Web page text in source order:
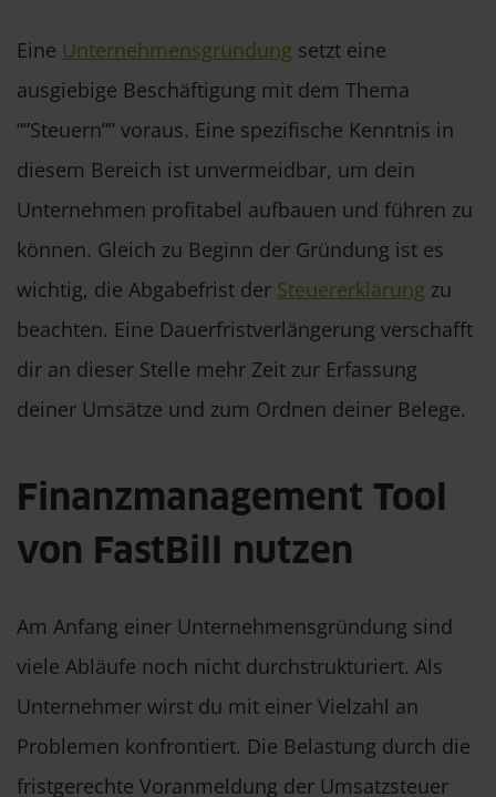
Eine Unternehmensgründung setzt eine
ausgiebige Beschäftigung mit dem Thema
“”Steuern”” voraus. Eine spezifische Kenntnis in
diesem Bereich ist unvermeidbar, um dein
Unternehmen profitabel aufbauen und führen zu
können. Gleich zu Beginn der Gründung ist es
wichtig, die Abgabefrist der Steuererklärung zu
beachten. Eine Dauerfristverlängerung verschafft
dir an dieser Stelle mehr Zeit zur Erfassung
deiner Umsätze und zum Ordnen deiner Belege.
Finanzmanagement Tool
von FastBill nutzen
Am Anfang einer Unternehmensgründung sind
viele Abläufe noch nicht durchstrukturiert. Als
Unternehmer wirst du mit einer Vielzahl an
Problemen konfrontiert. Die Belastung durch die
fristgerechte Voranmeldung der Umsatzsteuer